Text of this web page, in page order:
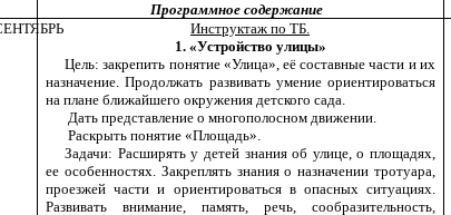
Программное содержание
Инструктаж по ТБ.
1. «Устройство улицы»
Цель: закрепить понятие «Улица», её составные части и их
назначение. Продолжать развивать умение ориентироваться
на плане ближайшего окружения детского сада.
Дать представление о многополосном движении.
Раскрыть понятие «Площадь».
Задачи: Расширять у детей знания об улице, о площадях,
ее особенностях. Закреплять знания о назначении тротуара,
проезжей части и ориентироваться в опасных ситуациях.
Развивать внимание, память, речь, сообразительность,